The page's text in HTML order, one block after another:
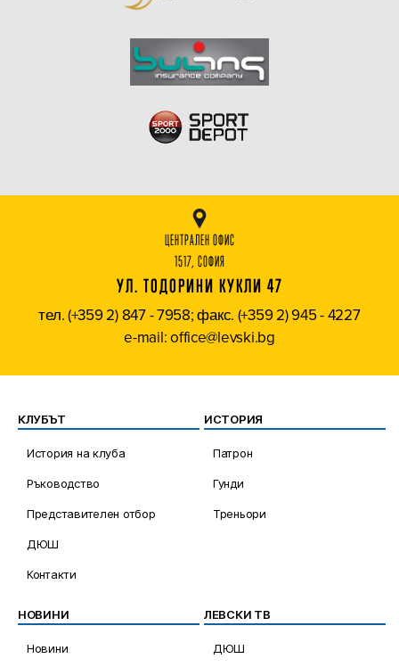
ЦЕНТРАЛЕН ОФИС
1517, СОФИЯ
УЛ. ТОДОРИНИ КУКЛИ 47
тел. (+359 2) 847 - 7958; факс. (+359 2) 945 - 4227
e-mail: office@levski.bg
КЛУБЪТ
История на клуба
Ръководство
Представителен отбор
ДЮШ
Контакти
ИСТОРИЯ
Патрон
Гунди
Треньори
НОВИНИ
Новини
ЛЕВСКИ ТВ
ДЮШ